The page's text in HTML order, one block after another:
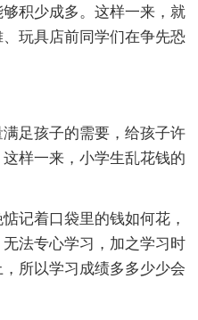
积少成多。这样一来，就
玩具店前同学们在争先恐
足孩子的需要，给孩子许
样一来，小学生乱花钱的
记着口袋里的钱如何花，
法专心学习，加之学习时
所以学习成绩多多少少会